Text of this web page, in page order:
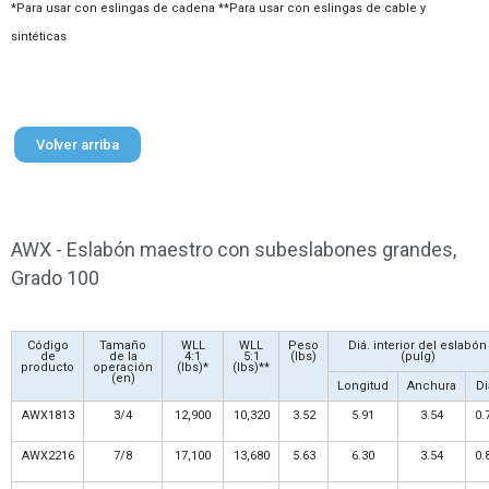
*Para usar con eslingas de cadena **Para usar con eslingas de cable y
sintéticas
Volver arriba
AWX - Eslabón maestro con subeslabones grandes,
Grado 100
Código
de
producto
Tamaño
de la
operación
(en)
WLL
4:1
(lbs)*
WLL
5:1
(lbs)**
Peso
(lbs)
Diá. interior del eslabón
(pulg)
Longitud Anchura
AWX1813 3/4 12,900 10,320 3.52 5.91 3.54
AWX2216 7/8 17,100 13,680 5.63 6.30 3.54